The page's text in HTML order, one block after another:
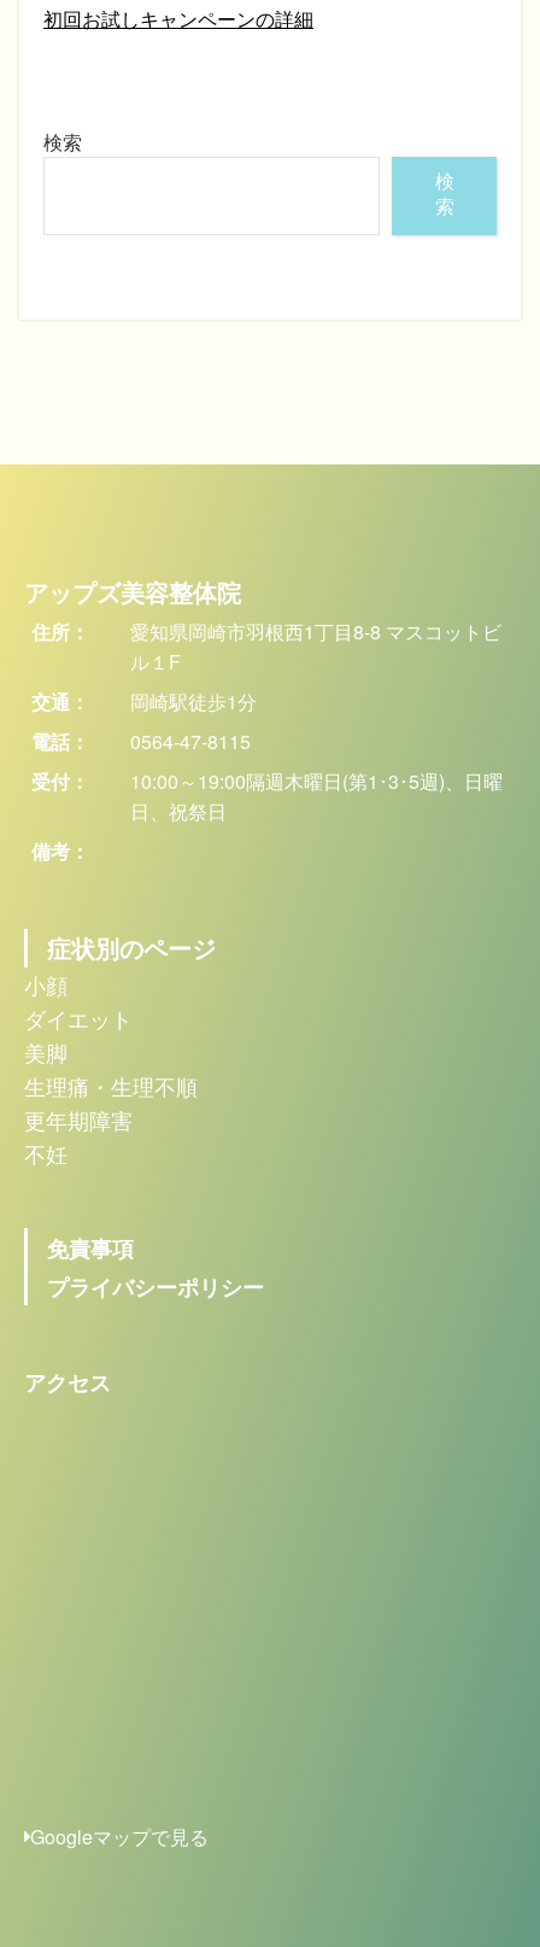
初回お試しキャンペーンの詳細
検索
検
索
アップズ美容整体院
住所：
愛知県岡崎市羽根西1丁目8-8 マスコットビ
ル１F
交通：
岡崎駅徒歩1分
電話：
0564-47-8115
受付：
10:00～19:00隔週木曜日(第1･3･5週)、日曜
日、祝祭日
備考：
症状別のページ
小顔
ダイエット
美脚
生理痛・生理不順
更年期障害
不妊
免責事項
プライバシーポリシー
アクセス
Googleマップで見る